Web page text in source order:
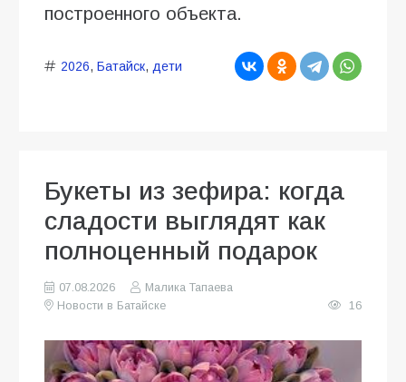
построенного объекта.
2026, Батайск, дети
Букеты из зефира: когда
сладости выглядят как
полноценный подарок
07.08.2026
Малика Тапаева
Новости в Батайске
16